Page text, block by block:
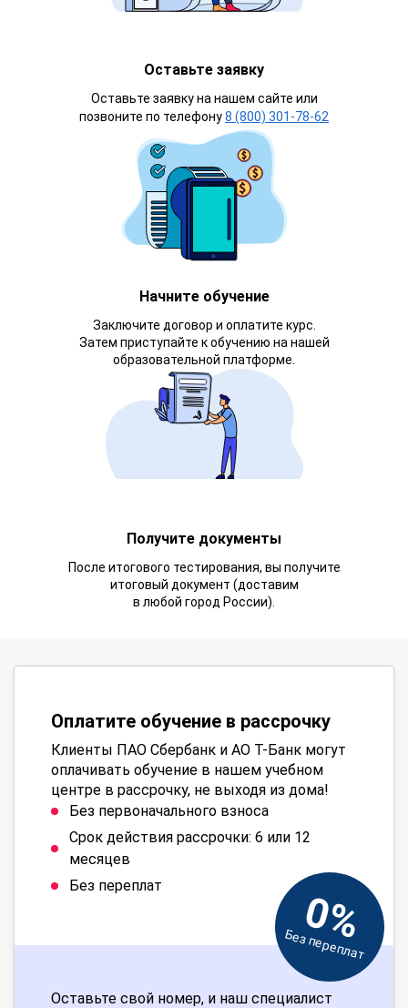
Оставьте заявку
Оставьте заявку на нашем сайте или
позвоните по телефону8 (800) 301-78-62
Начните обучение
Заключите договор и оплатите курс.
Затем приступайте к обучению на нашей
образовательной платформе.
Получите документы
После итогового тестирования, вы получите
итоговый документ (доставим
в любой город России).
Оплатите обучение в рассрочку
Клиенты ПАО Сбербанк и АО Т-Банк могут
оплачивать обучение в нашем учебном
центре в рассрочку, не выходя из дома!
Без первоначального взноса
Срок действия рассрочки: 6 или 12
месяцев
Без переплат
0%
Без переплат
Оставьте свой номер, и наш специалист